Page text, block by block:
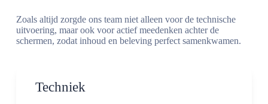
Techniek
Zoals altijd zorgde ons team niet alleen voor de technische
uitvoering, maar ook voor actief meedenken achter de
schermen, zodat inhoud en beleving perfect samenkwamen.